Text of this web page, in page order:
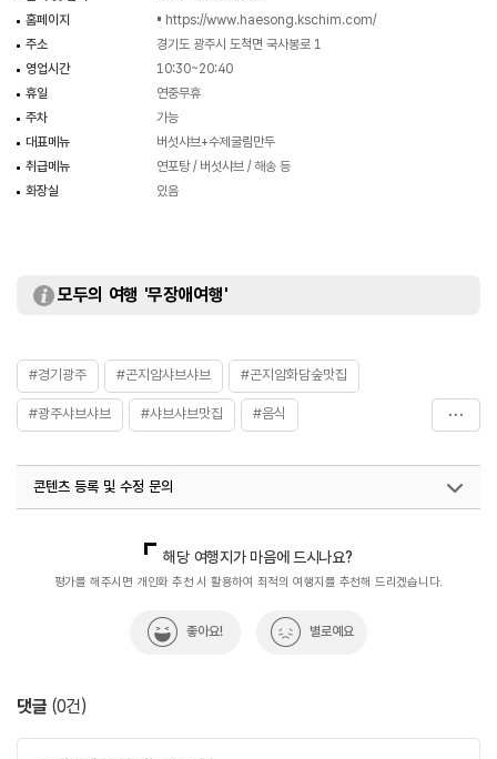
홈페이지
▪ https://www.haesong.kschim.com/
주소
경기도 광주시 도척면 국사봉로 1
영업시간
10:30~20:40
휴일
연중무휴
주차
가능
대표메뉴
버섯샤브+수제굴림만두
취급메뉴
연포탕 / 버섯샤브 / 해송 등
화장실
있음
모두의 여행 '무장애여행'
#경기광주 #곤지암샤브샤브 #곤지암화담숲맛집
#광주샤브샤브 #샤브샤브맛집 #음식
콘텐츠 등록 및 수정 문의
해당 여행지가 마음에 드시나요?
평가를 해주시면 개인화 추천 시 활용하여 최적의 여행지를 추천해 드리겠습니다.
좋아요! 별로예요
댓글 (0건)